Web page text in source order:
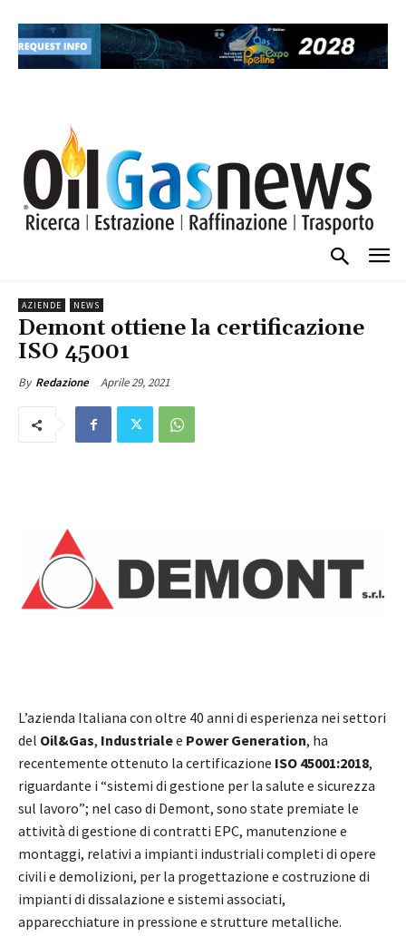
AZIENDE NEWS
Demont ottiene la certificazione
ISO 45001
By Redazione Aprile 29, 2021
L’azienda Italiana con oltre 40 anni di esperienza nei settori
del Oil&Gas, Industrialee Power Generation, ha
recentemente ottenuto la certificazione ISO 45001:2018,
riguardante i “sistemi di gestione per la salute e sicurezza
sul lavoro”; nel caso di Demont, sono state premiate le
attività di gestione di contratti EPC, manutenzione e
montaggi, relativi a impianti industriali completi di opere
civili e demolizioni, per la progettazione e costruzione di
impianti di dissalazione e sistemi associati,
apparecchiature in pressione e strutture metalliche.